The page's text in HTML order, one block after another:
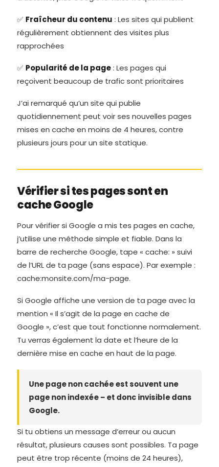
✅ Fraîcheur du contenu : Les sites qui publient
régulièrement obtiennent des visites plus
rapprochées
✅ Popularité de la page: Les pages qui
reçoivent beaucoup de trafic sont prioritaires
J’ai remarqué qu’un site qui publie
quotidiennement peut voir ses nouvelles pages
mises en cache en moins de 4 heures, contre
plusieurs jours pour un site statique.
Vérifier si tes pages sont en
cache Google
Pour vérifier si Google a mis tes pages en cache,
j’utilise une méthode simple et fiable. Dans la
barre de recherche Google, tape « cache: » suivi
de l’URL de ta page (sans espace). Par exemple :
cache:monsite.com/ma-page.
Si Google affiche une version de ta page avec la
mention « Il s’agit de la page en cache de
Google », c’est que tout fonctionne normalement.
Tu verras également la date et l’heure de la
dernière mise en cache en haut de la page.
Une page non cachée est souvent une
page non indexée – et donc invisible dans
Google.
Si tu obtiens un message d’erreur ou aucun
résultat, plusieurs causes sont possibles. Ta page
peut être trop récente (moins de 24 heures),